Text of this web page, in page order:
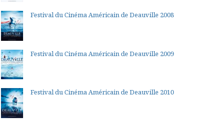
Festival du Cinéma Américain de Deauville 2008
Festival du Cinéma Américain de Deauville 2009
Festival du Cinéma Américain de Deauville 2010